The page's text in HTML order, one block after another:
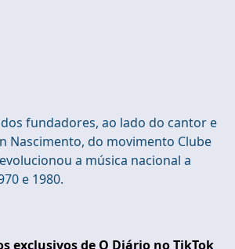
fundadores, ao lado do cantor e
Nascimento, do movimento Clube
a música nacional a
e 1980.
exclusivos de O Diário no TikTok